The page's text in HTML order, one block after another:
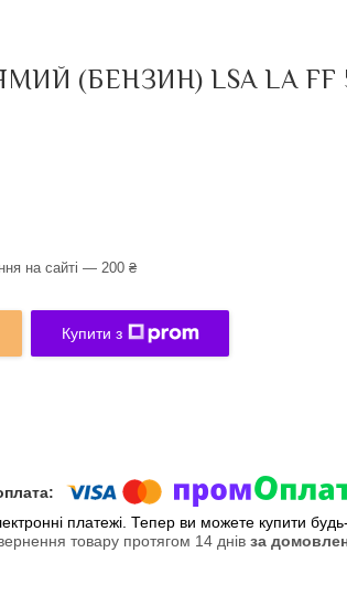
(БЕНЗИН) LSA LA FF
на сайті — 200 ₴
Купити з
платежі. Тепер ви можете купити
товару протягом 14 днів за